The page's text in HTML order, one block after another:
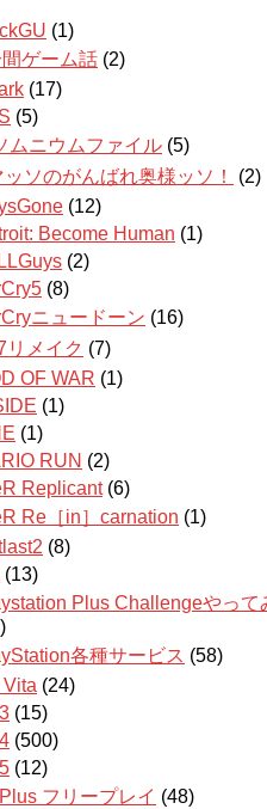
(1)
ゲーム話 (2)
(17)
(5)
ムニウムファイル (5)
ソのがんばれ奥様ッソ！
(2)
(12)
Become Human (1)
(2)
(8)
ニュードーン (16)
リメイク (7)
OF WAR (1)
(1)
(1)
RUN (2)
Replicant(6)
Re［in］carnation (1)
(8)
(13)
Plus Challengeやって
各種サービス (58)
Vita (24)
(15)
(500)
(12)
フリープレイ (48)